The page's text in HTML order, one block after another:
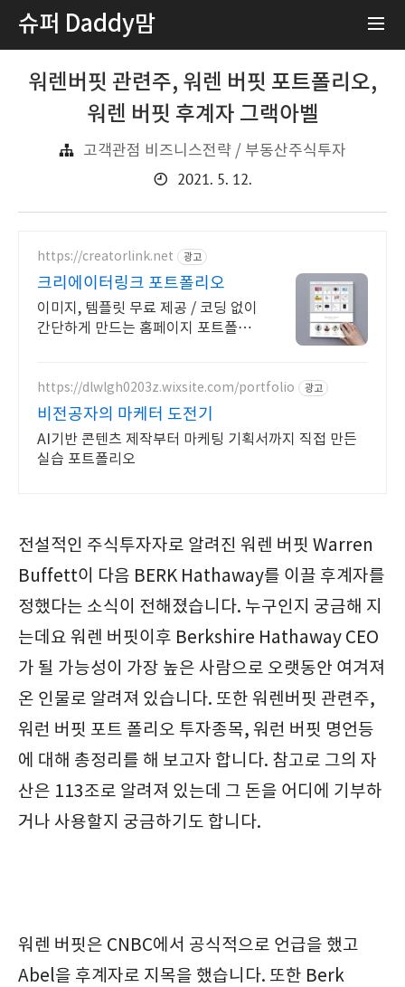
슈퍼 Daddy맘
워렌버핏 관련주, 워렌 버핏 포트폴리오,
워렌 버핏 후계자 그랙아벨
고객관점 비즈니스전략 / 부동산주식투자
2021. 5. 12.
https://creatorlink.net 광고
크리에이터링크 포트폴리오
이미지, 템플릿 무료 제공 / 코딩 없이
간단하게 만드는 홈페이지 포트폴리
성
https://dlwlgh0203z.wixsite.com/portfolio 광고
비전공자의 마케터 도전기
AI기반 콘텐츠 제작부터 마케팅 기획서까지 직접 만든
실습 포트폴리오
전설적인 주식투자자로 알려진 워렌 버핏 Warren
Buffett이 다음 BERK Hathaway를 이끌 후계자를
정했다는 소식이 전해졌습니다. 누구인지 궁금해 지
는데요 워렌 버핏이후 Berkshire Hathaway CEO
가 될 가능성이 가장 높은 사람으로 오랫동안 여겨져
온 인물로 알려져 있습니다. 또한 워렌버핏 관련주,
워런 버핏 포트 폴리오 투자종목, 워런 버핏 명언등
에 대해 총정리를 해 보고자 합니다. 참고로 그의 자
산은 113조로 알려져 있는데 그 돈을 어디에 기부하
거나 사용할지 궁금하기도 합니다.
워렌 버핏은 CNBC에서 공식적으로 언급을 했고
Abel을 후계자로 지목을 했습니다. 또한 Berk